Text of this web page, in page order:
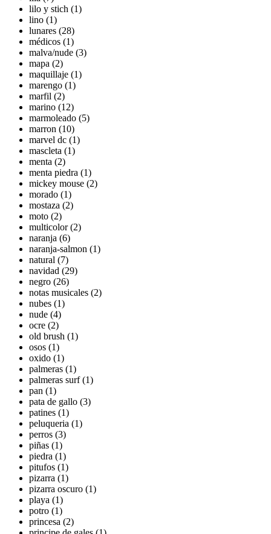
lilo y stich (1)
lino (1)
lunares (28)
médicos (1)
malva/nude (3)
mapa (2)
maquillaje (1)
marengo (1)
marfil (2)
marino (12)
marmoleado (5)
marron (10)
marvel dc (1)
mascleta (1)
menta (2)
menta piedra (1)
mickey mouse (2)
morado (1)
mostaza (2)
moto (2)
multicolor (2)
naranja (6)
naranja-salmon (1)
natural (7)
navidad (29)
negro (26)
notas musicales (2)
nubes (1)
nude (4)
ocre (2)
old brush (1)
osos (1)
oxido (1)
palmeras (1)
palmeras surf (1)
pan (1)
pata de gallo (3)
patines (1)
peluqueria (1)
perros (3)
piñas (1)
piedra (1)
pitufos (1)
pizarra (1)
pizarra oscuro (1)
playa (1)
potro (1)
princesa (2)